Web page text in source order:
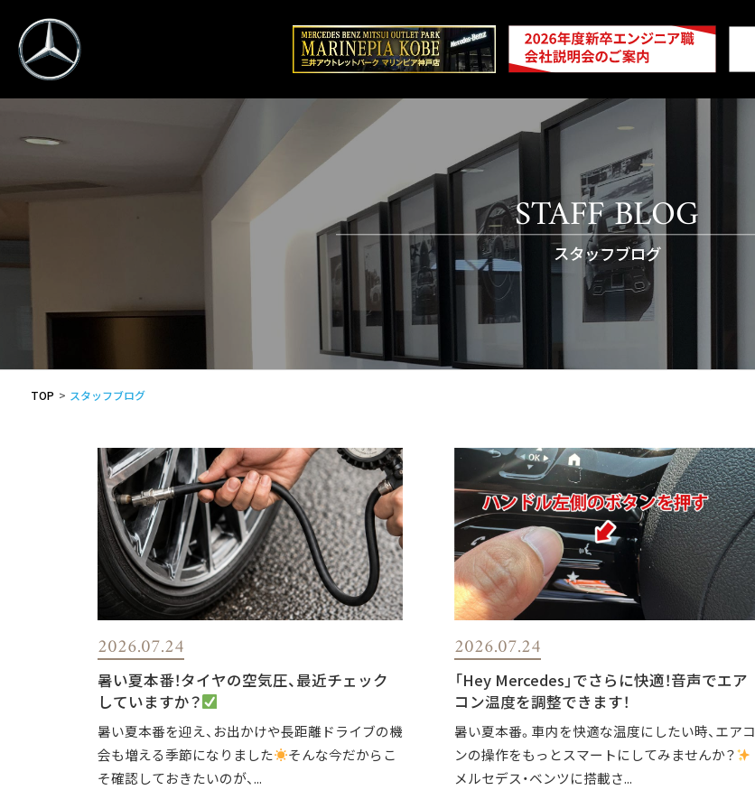
STAFF BLOG
スタッフブログ
TOP スタッフブログ
2026.07.24
暑い夏本番！タイヤの空気圧、最近チェック
していますか？
暑い夏本番を迎え、お出かけや長距離ドライブの機
会も増える季節になりました
そんな今だからこ
そ確認しておきたいのが、...
2026.07.24
「Hey Mercedes」でさらに快適！音声でエア
コン温度を調整できます！
暑い夏本番。車内を快適な温度にしたい時、エアコ
ンの操作をもっとスマートにしてみませんか？
メルセデス・ベンツに搭載さ...